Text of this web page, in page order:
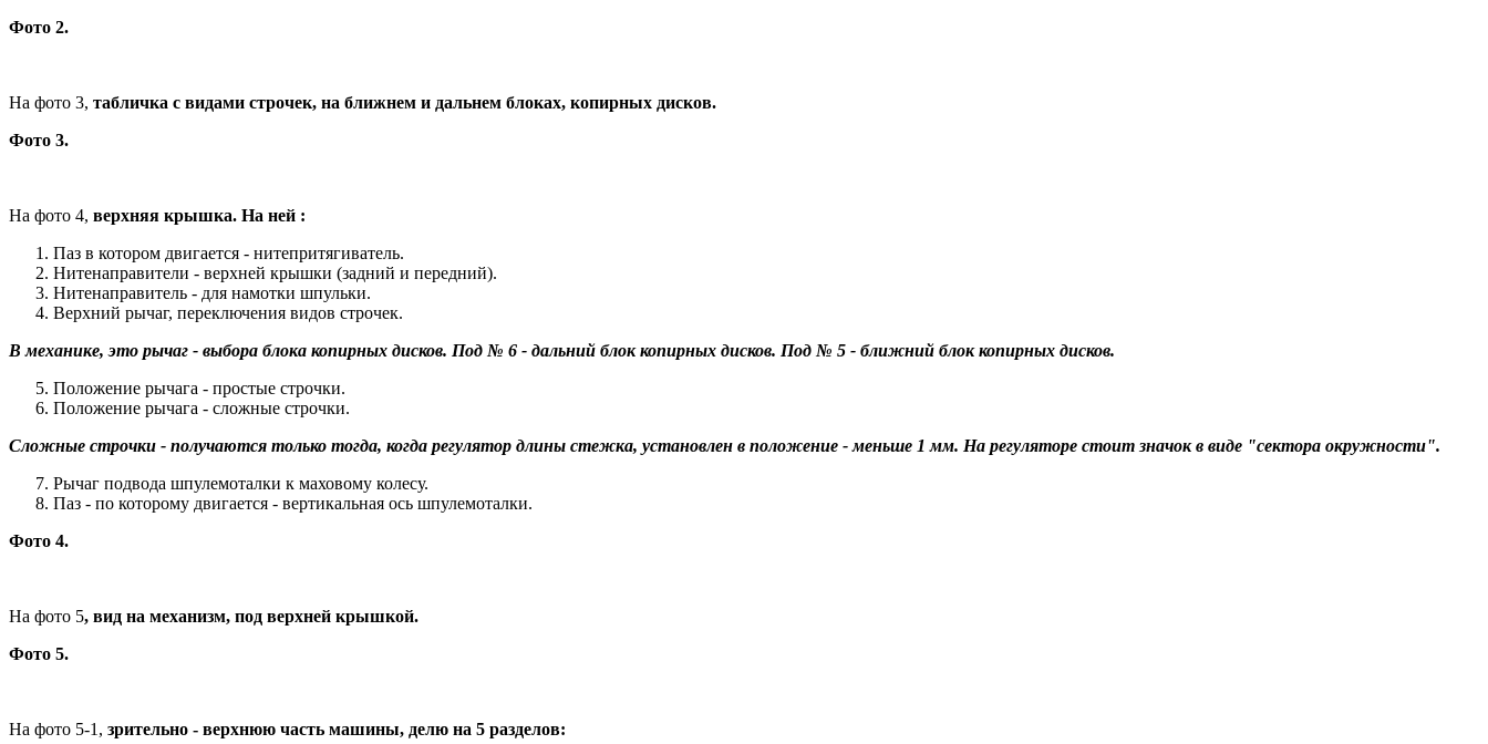
Фото 2.
На фото 3, табличка с видами строчек, на ближнем и дальнем блоках, копирных дисков.
Фото 3.
На фото 4, верхняя крышка. На ней :
Паз в котором двигается - нитепритягиватель.
Нитенаправители - верхней крышки (задний и передний).
Нитенаправитель - для намотки шпульки.
Верхний рычаг, переключения видов строчек.
В механике, это рычаг - выбора блока копирных дисков. Под № 6 - дальний блок копирных дисков. Под № 5 - ближний блок копирных дисков.
Положение рычага - простые строчки.
Положение рычага - сложные строчки.
Сложные строчки - получаются только тогда, когда регулятор длины стежка, установлен в положение - меньше 1 мм. На регуляторе стоит значок в виде "сектора окружности".
Рычаг подвода шпулемоталки к маховому колесу.
Паз - по которому двигается - вертикальная ось шпулемоталки.
Фото 4.
На фото 5, вид на механизм, под верхней крышкой.
Фото 5.
На фото 5-1, зрительно - верхнюю часть машины, делю на 5 разделов: